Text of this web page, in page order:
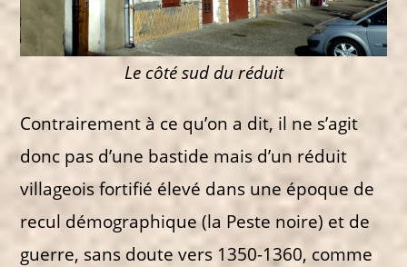
Le côté sud du réduit
Contrairement à ce qu’on a dit, il ne s’agit
donc pas d’une bastide mais d’un réduit
villageois fortifié élevé dans une époque de
recul démographique (la Peste noire) et de
guerre, sans doute vers 1350-1360, comme